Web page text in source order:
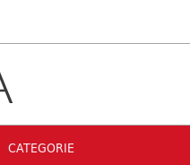
CATEGORIE